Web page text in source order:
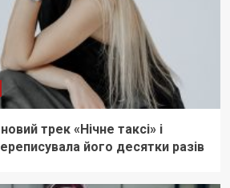
трек «Нічне таксі» і
його десятки разів